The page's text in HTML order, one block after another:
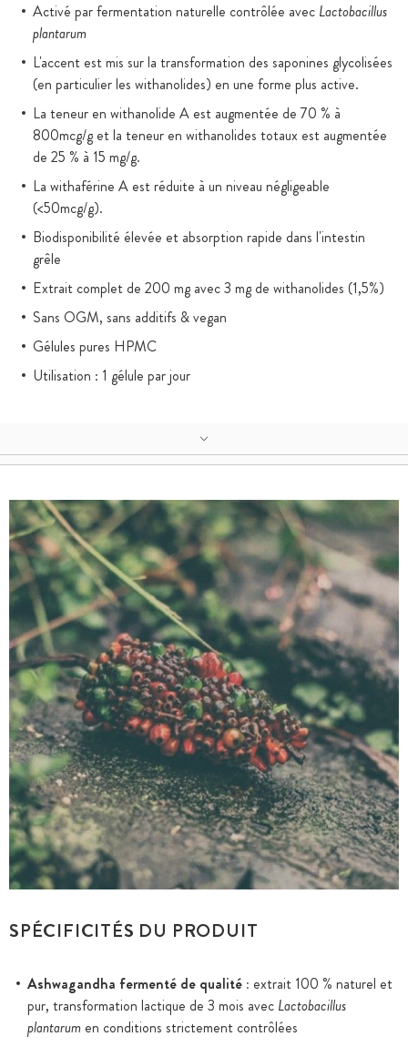
Activé par fermentation naturelle contrôlée avec Lactobacillus
plantarum
L'accent est mis sur la transformation des saponines glycolisées
(en particulier les withanolides) en une forme plus active.
La teneur en withanolide A est augmentée de 70 % à
800mcg/g et la teneur en withanolides totaux est augmentée
de 25 % à 15 mg/g.
La withaférine A est réduite à un niveau négligeable
(<50mcg/g).
Biodisponibilité élevée et absorption rapide dans l'intestin
grêle
Extrait complet de 200 mg avec 3 mg de withanolides (1,5%)
Sans OGM, sans additifs & vegan
Gélules pures HPMC
Utilisation : 1 gélule par jour
SPÉCIFICITÉS DU PRODUIT
Ashwagandha fermenté de qualité : extrait 100 % naturel et
pur, transformation lactique de 3 mois avec Lactobacillus
plantarum en conditions strictement contrôlées